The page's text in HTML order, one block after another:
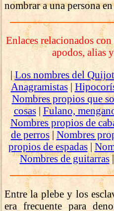
nombrar a una persona
Enlaces relacionados
apodos, alias
|Los nombres del
Anagramistas|
Nombres propios que
cosas|Fulano,
Nombres propios de
de perros| Nombres
propios de espadas|
Nombres de guitarras
Entre la plebe y los
era frecuente para